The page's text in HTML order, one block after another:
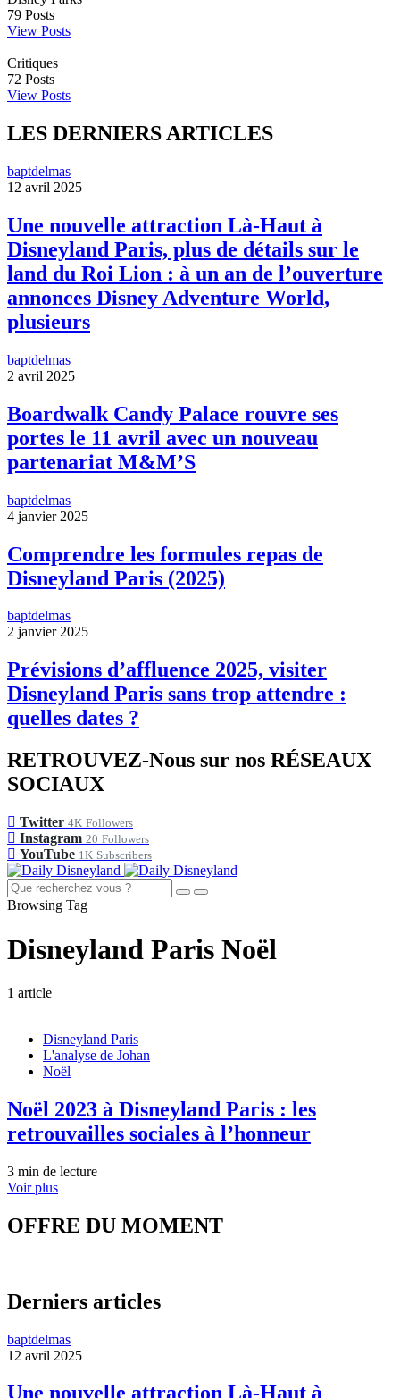
79 Posts
View Posts
Critiques
72 Posts
View Posts
LES DERNIERS ARTICLES
baptdelmas
12 avril 2025
Une nouvelle attraction Là-Haut à
Disneyland Paris, plus de détails sur le
land du Roi Lion : à un an de l’ouverture
annonces Disney Adventure World,
plusieurs
baptdelmas
2 avril 2025
Boardwalk Candy Palace rouvre ses
portes le 11 avril avec un nouveau
partenariat M&M’S
baptdelmas
4 janvier 2025
Comprendre les formules repas de
Disneyland Paris (2025)
baptdelmas
2 janvier 2025
Prévisions d’affluence 2025, visiter
Disneyland Paris sans trop attendre :
quelles dates ?
RETROUVEZ-Nous sur nos RÉSEAUX
SOCIAUX
Twitter 4K Followers
Instagram 20 Followers
YouTube 1K Subscribers
Browsing Tag
Disneyland Paris Noël
1 article
Disneyland Paris
L'analyse de Johan
Noël
Noël 2023 à Disneyland Paris : les
retrouvailles sociales à l’honneur
3 min de lecture
Voir plus
OFFRE DU MOMENT
Derniers articles
baptdelmas
12 avril 2025
Une nouvelle attraction Là-Haut à